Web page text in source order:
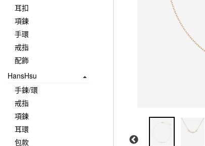
耳扣
項鍊
手環
戒指
配飾
HansHsu
手鍊/環
戒指
項鍊
耳環
包款